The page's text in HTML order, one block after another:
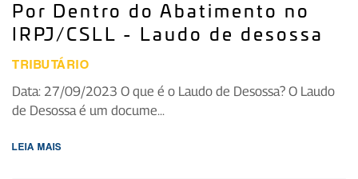
Por Dentro do Abatimento no
IRPJ/CSLL - Laudo de desossa
TRIBUTÁRIO
Data: 27/09/2023 O que é o Laudo de Desossa? O Laudo
de Desossa é um docume...
LEIA MAIS